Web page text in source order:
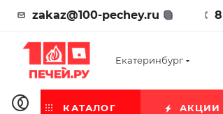
zakaz@100-pechey.ru
Екатеринбург
КАТАЛОГ АКЦИИ